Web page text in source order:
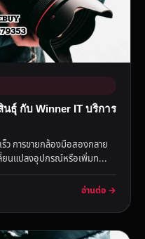
ธุ์ กับ Winner IT บริการ
ว การขายกล้องมือสองกลาย
ยนแปลงอุปกรณ์หรือเพิ่มท...
อ่านต่อ →